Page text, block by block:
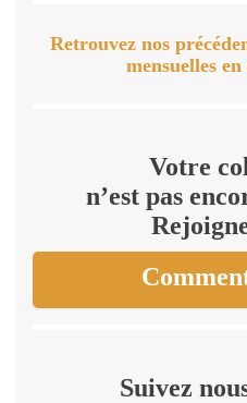
Retrouvez nos
mensuelles
Votre
n’est pas
Suivez